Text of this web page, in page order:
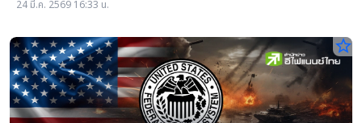
24 มี.ค. 2569 16:33 น.
star_border